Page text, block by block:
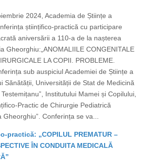
2024, Academia de Științe a
științifico-practică cu participare
aniversării a 110-a de la nașterea
Gheorghiu:„ANOMALIILE CONGENITALE
LA COPII. PROBLEME.
sub auspiciul Academiei de Științe a
Sănătății, Universității de Stat de Medicină
Institutului Mamei și Copilului,
Practic de Chirurgie Pediatrică
Gheorghiu”. Conferința se va...
practică: „COPILUL PREMATUR –
ÎN CONDUITA MEDICALĂ